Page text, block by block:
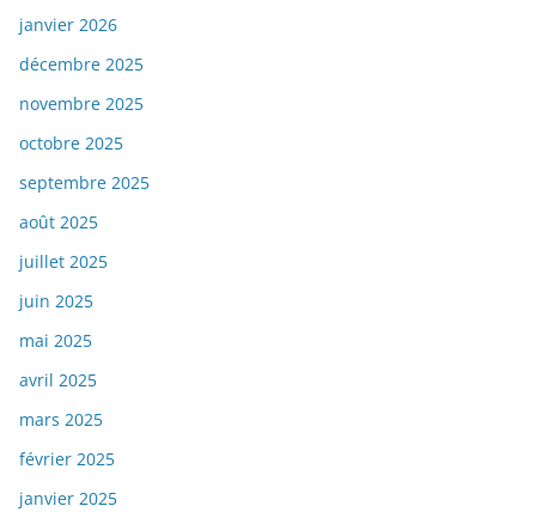
janvier 2026
décembre 2025
novembre 2025
octobre 2025
septembre 2025
août 2025
juillet 2025
juin 2025
mai 2025
avril 2025
mars 2025
février 2025
janvier 2025